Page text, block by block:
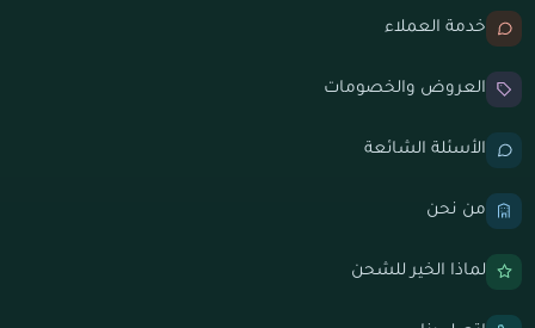
خدمة العملاء
العروض والخصومات
الأسئلة الشائعة
من نحن
لماذا الخير للشحن